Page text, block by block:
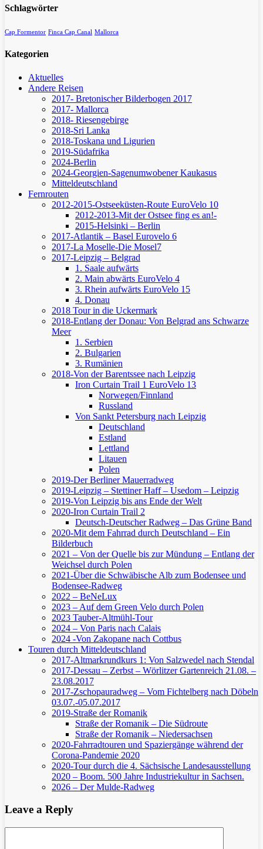
Schlagwörter
Cap Formentor Finca Cap Canal Mallorca
Kategorien
Aktuelles
Andere Reisen
2017- Bretonischer Bilderbogen 2017
2017- Mallorca
2018- Riesengebirge
2018-Sri Lanka
2018-Toskana und Ligurien
2019-Südafrika
2024-Berlin
2024-Georgien-Sagenumwobener Kaukasus
Mitteldeutschland
Fernrouten
2012-2015-Ostseeküsten-Route EuroVelo 10
2012-2013-Mit der Ostsee fing es an!-
2015-Helsinki – Berlin
2017-Atlantik – Basel Eurovelo 6
2017-La Moselle-Die Mosel7
2017-Leipzig – Belgrad
1. Saale aufwärts
2. Main abwärts EuroVelo 4
3. Rhein aufwärts EuroVelo 15
4. Donau
2018 Tour in die Uckermark
2018-Entlang der Donau: Von Belgrad ans Schwarze
Meer
1. Serbien
2. Bulgarien
3. Rumänien
2018-Von der Barentssee nach Leipzig
Iron Curtain Trail 1 EuroVelo 13
Norwegen/Finnland
Russland
Von Sankt Petersburg nach Leipzig
Deutschland
Estland
Lettland
Litauen
Polen
2019-Der Berliner Mauerradweg
2019-Leipzig – Stettiner Haff – Usedom – Leipzig
2019-Von Leipzig bis ans Ende der Welt
2020-Iron Curtain Trail 2
Deutsch-Deutscher Radweg – Das Grüne Band
2020-Mit dem Fahrrad durch Deutschland – Ein
Bilderbuch
2021 – Von der Quelle bis zur Mündung – Entlang der
Weichsel durch Polen
2021-Über die Schwäbische Alb zum Bodensee und
Bodensee-Radweg
2022 – BeNeLux
2023 – Auf dem Green Velo durch Polen
2023 Tauber-Altmühl-Tour
2024 – Von Paris nach Calais
2024 -Von Zakopane nach Cottbus
Touren durch Mitteldeutschland
2017-Altmarkrundkurs 1: Von Salzwedel nach Stendal
2017-Dessau – Zerbst – Wörlitzer Gartenreich 21.08. –
23.08.2017
2017-Zschopauradweg – Vom Fichtelberg nach Döbeln
03.07.-05.07.2017
2019-Straße der Romanik
Straße der Romanik – Die Südroute
Straße der Romanik – Niedersachsen
2020-Fahrradtouren und Spaziergänge während der
Corona-Pandemie 2020
2020-Tour durch die 4. Sächsische Landesausstellung
2020 – Boom. 500 Jahre Industriekultur in Sachsen.
2026 – Der Mulde-Radweg
Leave a Reply